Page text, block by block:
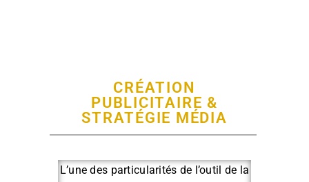
CRÉATION
PUBLICITAIRE &
STRATÉGIE MÉDIA
L’une des particularités de l’outil de la